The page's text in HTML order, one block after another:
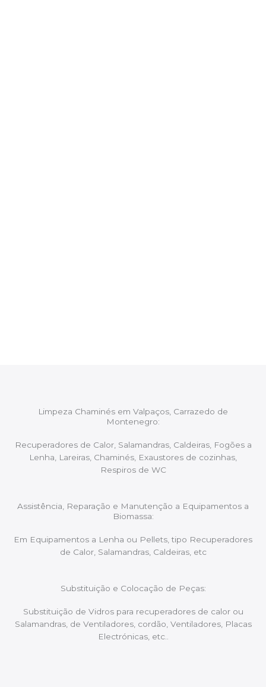
Limpeza Chaminés em Valpaços, Carrazedo de
Montenegro:
Recuperadores de Calor, Salamandras, Caldeiras, Fogões a
Lenha, Lareiras, Chaminés, Exaustores de cozinhas,
Respiros de WC
Assistência, Reparação e Manutenção a Equipamentos a
Biomassa:
Em Equipamentos a Lenha ou Pellets, tipo Recuperadores
de Calor, Salamandras, Caldeiras, etc
Substituição e Colocação de Peças:
Substituição de Vidros para recuperadores de calor ou
Salamandras, de Ventiladores, cordão, Ventiladores, Placas
Electrónicas, etc..